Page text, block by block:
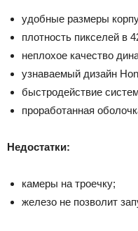
удобные размеры
плотность пикселей в
неплохое качество
узнаваемый дизайн
быстродействие
проработанная
Недостатки:
камеры на троечку;
железо не позволит